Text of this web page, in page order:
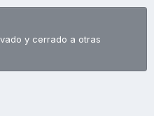
y cerrado a otras